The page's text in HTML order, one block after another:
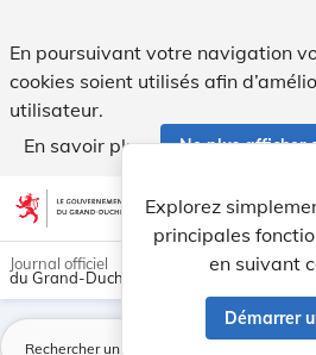
En poursuivant votre navigation
cookies soient utilisés afin
utilisateur.
En savoir plus
Ne plus afficher
Aller au contenu account_circle
Explorez
principales
en suivant
Démarrer
Journal officiel
du Grand-Duché de Luxembourg